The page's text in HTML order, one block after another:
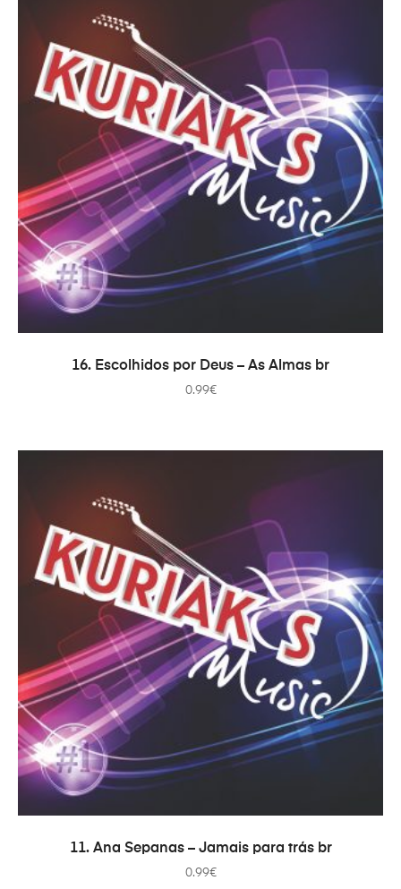
ADICIONAR
16. Escolhidos por Deus – As Almas br
0.99€
ADICIONAR
11. Ana Sepanas – Jamais para trás br
0.99€